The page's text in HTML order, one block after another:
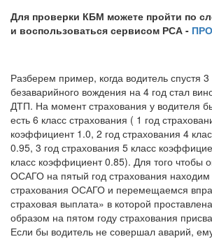
Для проверки КБМ можете пройти по
и воспользоваться сервисом РСА -
Разберем пример, когда водитель спустя 3
безаварийного вождения на 4 год стал
ДТП. На момент страхования у водителя
есть 6 класс страхования ( 1 год
коэффициент 1.0, 2 год страхования 4
0.95, 3 год страхования 5 класс
класс коэффициент 0.85). Для того чтобы
ОСАГО на пятый год страхования находим
страхования ОСАГО и перемещаемся
страховая выплата» в которой
образом на пятом году страхования
Если бы водитель не совершал аварий,